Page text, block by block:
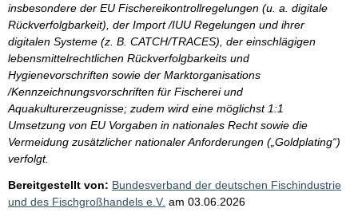
insbesondere der EU Fischereikontrollregelungen (u. a. digitale
Rückverfolgbarkeit), der Import /IUU Regelungen und ihrer
digitalen Systeme (z. B. CATCH/TRACES), der einschlägigen
lebensmittelrechtlichen Rückverfolgbarkeits und
Hygienevorschriften sowie der Marktorganisations
/Kennzeichnungsvorschriften für Fischerei und
Aquakulturerzeugnisse; zudem wird eine möglichst 1:1
Umsetzung von EU Vorgaben in nationales Recht sowie die
Vermeidung zusätzlicher nationaler Anforderungen („Goldplating“)
verfolgt.
Bereitgestellt von: Bundesverband der deutschen Fischindustrie
und des Fischgroßhandels e.V. am 03.06.2026